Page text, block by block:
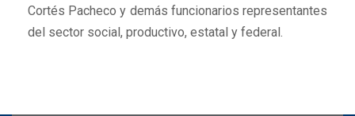
Cortés Pacheco y demás funcionarios representantes
del sector social, productivo, estatal y federal.